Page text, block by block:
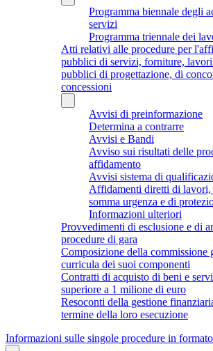
Programma biennale degli
servizi
Programma triennale dei
Atti relativi alle procedure per
pubblici di servizi, forniture,
pubblici di progettazione, di
concessioni
Avvisi di preinformazione
Determina a contrarre
Avvisi e Bandi
Avviso sui risultati delle
affidamento
Avvisi sistema di
Affidamenti diretti di
somma urgenza e di
Informazioni ulteriori
Provvedimenti di esclusione e di
procedure di gara
Composizione della commissione
curricula dei suoi componenti
Contratti di acquisto di beni e
superiore a 1 milione di euro
Resoconti della gestione
termine della loro esecuzione
Informazioni sulle singole procedure in